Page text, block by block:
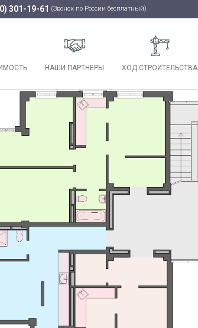
301-19-61 (Звонок по России бесплатный)
НАШИ ПАРТНЕРЫ ХОД СТРОИТЕЛЬСТВА